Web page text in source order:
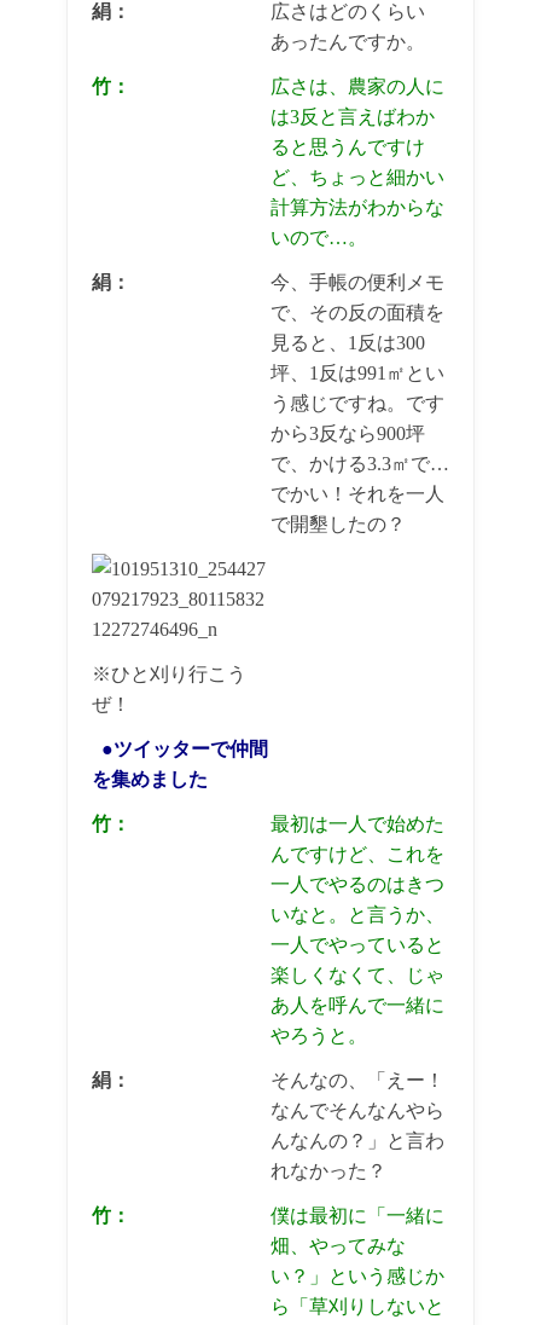
絹：
広さはどのくらい
あったんですか。
竹：
広さは、農家の人に
は3反と言えばわか
ると思うんですけ
ど、ちょっと細かい
計算方法がわからな
いので…。
絹：
今、手帳の便利メモ
で、その反の面積を
見ると、1反は300
坪、1反は991㎡とい
う感じですね。です
から3反なら900坪
で、かける3.3㎡で…
でかい！それを一人
で開墾したの？
※ひと刈り行こう
ぜ！
●ツイッターで仲間
を集めました
竹：
最初は一人で始めた
んですけど、これを
一人でやるのはきつ
いなと。と言うか、
一人でやっていると
楽しくなくて、じゃ
あ人を呼んで一緒に
やろうと。
絹：
そんなの、「えー！
なんでそんなんやら
んなんの？」と言わ
れなかった？
竹：
僕は最初に「一緒に
畑、やってみな
い？」という感じか
ら「草刈りしないと